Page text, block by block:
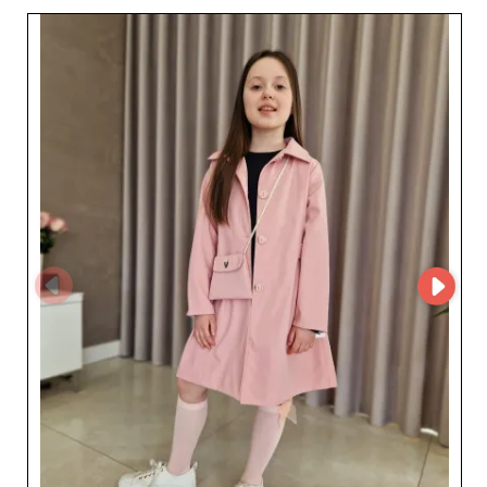
detalistów, którzy chcą oferować swoim klientom
kolekcji Tylkomet jest starannie zaprojektowany, łącząc
komfort i estetykę, aby spełnić oczekiwania małych
sprzedawcy zyskują konkurencyjną ofertę, która
przyciąga kupujących poszukujących ubrań zarówno
stylowych, jak i trwałych. Co więcej, wybór Tylkomet to
partnerstwo z dostawcą, który stawia satysfakcję
partnerów biznesowych na pierwszym miejscu, zapewnia
terminowe dostawy oraz stały dopływ nowości.
Decydując się na produkty Tylkomet, masz pewność, że
zaoferujesz swoim klientom odzież wyróżniającą się
unikalnym stylem i najwyższą jakością. Zaufaj Tylkomet,
aby wzbogacić swoją ofertę i budować lojalność
klientów dzięki modzie dziecięcej bez granic.